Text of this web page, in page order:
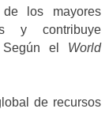
los mayores
y contribuye
Según el World
de recursos